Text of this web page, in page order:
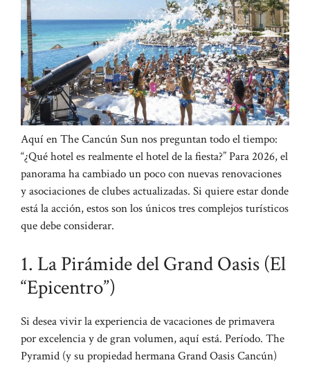
Aquí en The Cancún Sun nos preguntan todo el tiempo:
“¿Qué hotel es realmente el hotel de la fiesta?” Para 2026, el
panorama ha cambiado un poco con nuevas renovaciones
y asociaciones de clubes actualizadas. Si quiere estar donde
está la acción, estos son los únicos tres complejos turísticos
que debe considerar.
1. La Pirámide del Grand Oasis (El
“Epicentro”)
Si desea vivir la experiencia de vacaciones de primavera
por excelencia y de gran volumen, aquí está. Período. The
Pyramid (y su propiedad hermana Grand Oasis Cancún)